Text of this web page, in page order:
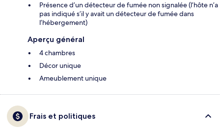
Présence d’un détecteur de fumée non signalée (l’hôte n’a
pas indiqué s’il y avait un détecteur de fumée dans
l’hébergement)
Aperçu général
4 chambres
Décor unique
Ameublement unique
Frais et politiques